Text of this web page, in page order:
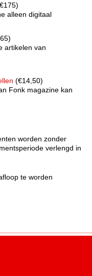
alleen digitaal
artikelen van
(€14,50)
Fonk magazine kan
worden zonder
verlengd in
te worden